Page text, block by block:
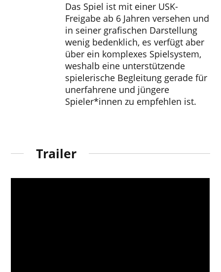
Das Spiel ist mit einer USK-
Freigabe ab 6 Jahren versehen und
in seiner grafischen Darstellung
wenig bedenklich, es verfügt aber
über ein komplexes Spielsystem,
weshalb eine unterstützende
spielerische Begleitung gerade für
unerfahrene und jüngere
Spieler*innen zu empfehlen ist.
Trailer